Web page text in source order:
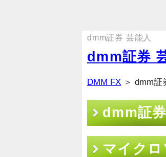
dmm証券 芸能人
dmm証券
DMM FX ＞ dmm証
dmm証
マイク